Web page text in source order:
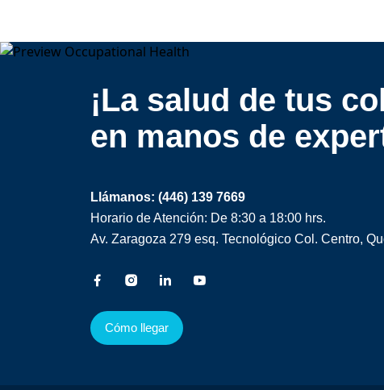
¡La salud de tus
en manos de
Llámanos: (446) 139 7669
Horario de Atención: De 8:30 a 18:00 hrs.
Av. Zaragoza 279 esq. Tecnológico Col. Centro,
Cómo llegar